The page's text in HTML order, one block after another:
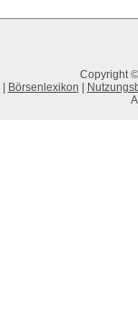
Copyright
Börsenlexikon